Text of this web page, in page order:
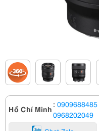
Hồ Chí Minh : 0909688485
0968202049